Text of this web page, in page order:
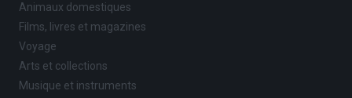
Animaux domestiques
Films, livres et magazines
Voyage
Arts et collections
Musique et instruments